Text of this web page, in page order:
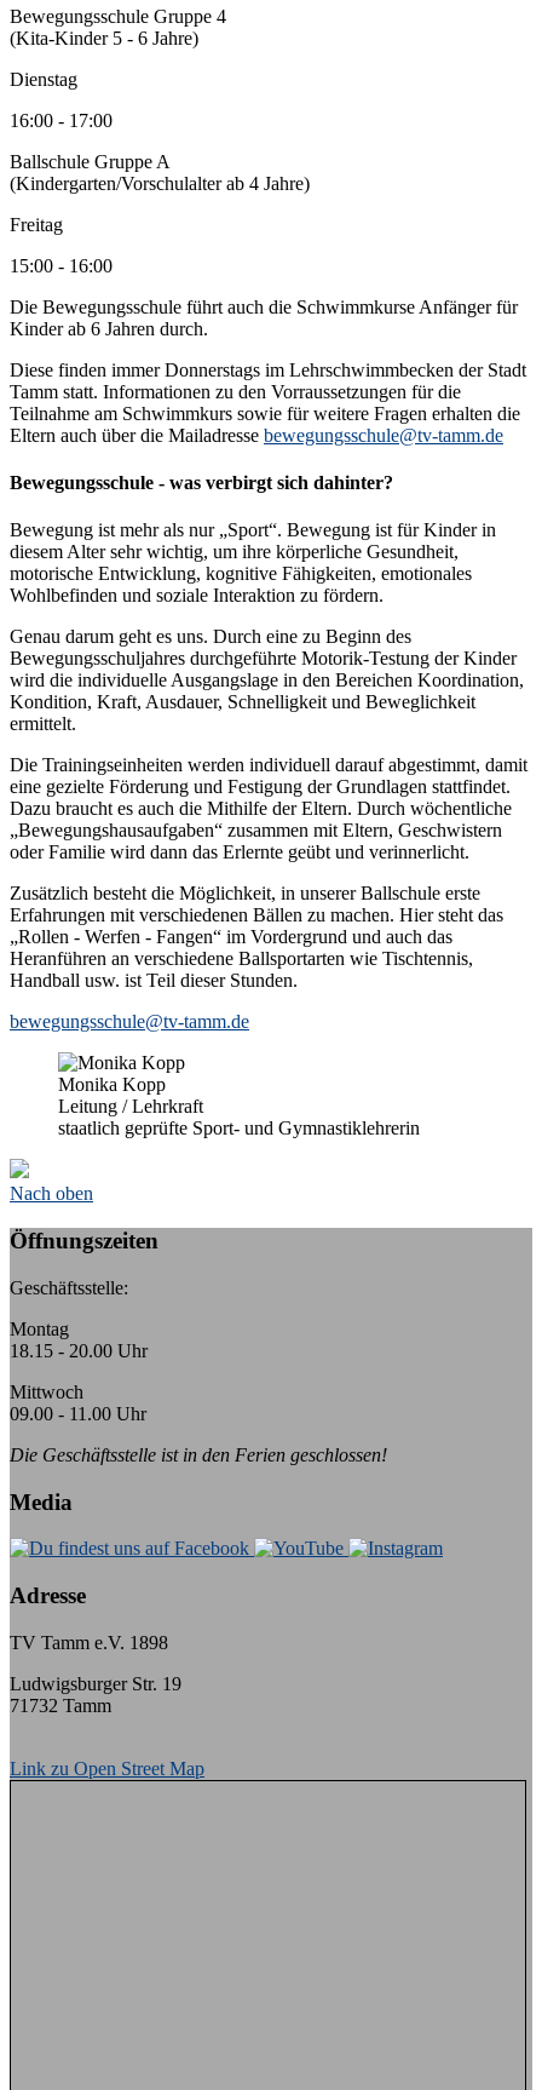
Bewegungsschule Gruppe 4
(Kita-Kinder 5 - 6 Jahre)
Dienstag
16:00 - 17:00
Ballschule Gruppe A
(Kindergarten/Vorschulalter ab 4 Jahre)
Freitag
15:00 - 16:00
Die Bewegungsschule führt auch die Schwimmkurse Anfänger für
Kinder ab 6 Jahren durch.
Diese finden immer Donnerstags im Lehrschwimmbecken der Stadt
Tamm statt. Informationen zu den Vorraussetzungen für die
Teilnahme am Schwimmkurs sowie für weitere Fragen erhalten die
Eltern auch über die Mailadresse bewegungsschule@tv-tamm.de
Bewegungsschule - was verbirgt sich dahinter?
Bewegung ist mehr als nur „Sport“. Bewegung ist für Kinder in
diesem Alter sehr wichtig, um ihre körperliche Gesundheit,
motorische Entwicklung, kognitive Fähigkeiten, emotionales
Wohlbefinden und soziale Interaktion zu fördern.
Genau darum geht es uns. Durch eine zu Beginn des
Bewegungsschuljahres durchgeführte Motorik-Testung der Kinder
wird die individuelle Ausgangslage in den Bereichen Koordination,
Kondition, Kraft, Ausdauer, Schnelligkeit und Beweglichkeit
ermittelt.
Die Trainingseinheiten werden individuell darauf abgestimmt, damit
eine gezielte Förderung und Festigung der Grundlagen stattfindet.
Dazu braucht es auch die Mithilfe der Eltern. Durch wöchentliche
„Bewegungshausaufgaben“ zusammen mit Eltern, Geschwistern
oder Familie wird dann das Erlernte geübt und verinnerlicht.
Zusätzlich besteht die Möglichkeit, in unserer Ballschule erste
Erfahrungen mit verschiedenen Bällen zu machen. Hier steht das
„Rollen - Werfen - Fangen“ im Vordergrund und auch das
Heranführen an verschiedene Ballsportarten wie Tischtennis,
Handball usw. ist Teil dieser Stunden.
bewegungsschule@tv-tamm.de
Monika Kopp
Leitung / Lehrkraft
staatlich geprüfte Sport- und Gymnastiklehrerin
Nach oben
Öffnungszeiten
Geschäftsstelle:
Montag
18.15 - 20.00 Uhr
Mittwoch
09.00 - 11.00 Uhr
Die Geschäftsstelle ist in den Ferien geschlossen!
Media
Adresse
TV Tamm e.V. 1898
Ludwigsburger Str. 19
71732 Tamm
Link zu Open Street Map